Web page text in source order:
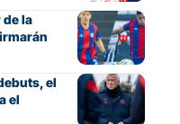
de la
el
el